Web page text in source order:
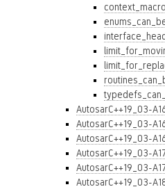
AutosarC++19_03-
AutosarC++19_03-
AutosarC++19_03-
AutosarC++19_03-
AutosarC++19_03-
AutosarC++19_03-